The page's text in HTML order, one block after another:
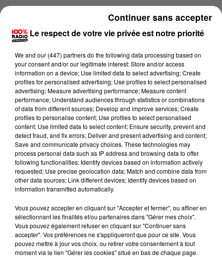
Lecture (4 min 18 sec)
100%
100% Radio les infos de l'Ariege
7 février 2025 - 4 min 18 sec
LES INFOS DE L'ARIEGE DU 07/02/2025 À
08H30
Le respect de votre vie privée est notre priorité
We and our (447) partnersdo the following data processing based on
your consent and/or our legitimate interest: Store and/or access
information on a device; Use limited data to select advertising; Create
profiles for personalised advertising; Use profiles to select personalised
advertising; Measure advertising performance; Measure content
performance; Understand audiences through statistics or combinations
of data from different sources; Develop and improve services; Create
profiles to personalise content; Use profiles to select personalised
content; Use limited data to select content; Ensure security, prevent and
detect fraud, and fix errors; Deliver and present advertising and content;
Save and communicate privacy choices. These technologies may
process personal data such as IP address and browsing data to offer
following functionalities: Identify devices based on information actively
requested; Use precise geolocation data; Match and combine data from
other data sources; Link different devices; Identify devices based on
information transmitted automatically.
Vous pouvez accepter en cliquant sur "Accepter et fermer", ou affiner en
sélectionnant les finalités et/ou partenaires dans "Gérer mes choix".
Vous pouvez également refuser en cliquant sur "Continuer sans
accepter". Vos préférences ne s'appliqueront que pour ce site. Vous
pouvez mettre à jour vos choix, ou retirer votre consentement à tout
moment via le lien "Gérer les cookies" situé en bas de chaque page.
Continuer sans accepter